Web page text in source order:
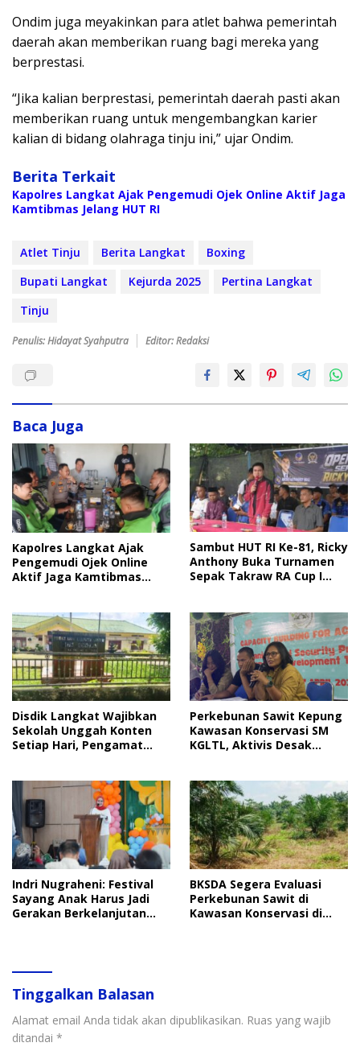
Ondim juga meyakinkan para atlet bahwa pemerintah
daerah akan memberikan ruang bagi mereka yang
berprestasi.
“Jika kalian berprestasi, pemerintah daerah pasti akan
memberikan ruang untuk mengembangkan karier
kalian di bidang olahraga tinju ini,” ujar Ondim.
Berita Terkait
Kapolres Langkat Ajak Pengemudi Ojek Online Aktif Jaga
Kamtibmas Jelang HUT RI
Atlet Tinju Berita Langkat
Boxing
Bupati Langkat
Kejurda 2025
Pertina Langkat
Tinju
Penulis: Hidayat Syahputra Editor: Redaksi
Baca Juga
Kapolres Langkat Ajak
Pengemudi Ojek Online
Aktif Jaga Kamtibmas
Sambut HUT RI Ke-81, Ricky
Anthony Buka Turnamen
Sepak Takraw RA Cup I
Disdik Langkat Wajibkan
Sekolah Unggah Konten
Setiap Hari, Pengamat
Perkebunan Sawit Kepung
Kawasan Konservasi SM
KGLTL, Aktivis Desak
Indri Nugraheni: Festival
Sayang Anak Harus Jadi
Gerakan Berkelanjutan
BKSDA Segera Evaluasi
Perkebunan Sawit di
Kawasan Konservasi di
Tinggalkan Balasan
Alamat email Anda tidak akan dipublikasikan. Ruas yang wajib
ditandai *